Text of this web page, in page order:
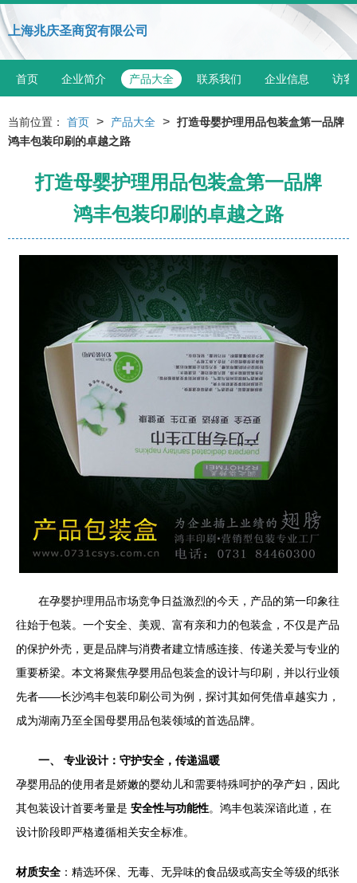
上海兆庆圣商贸有限公司
首页 企业简介 产品大全 联系我们 企业信息 访客
当前位置： 首页 > 产品大全 > 打造母婴护理用品包装盒第一品牌
鸿丰包装印刷的卓越之路
打造母婴护理用品包装盒第一品牌
鸿丰包装印刷的卓越之路
在孕婴护理用品市场竞争日益激烈的今天，产品的第一印象往
往始于包装。一个安全、美观、富有亲和力的包装盒，不仅是产品
的保护外壳，更是品牌与消费者建立情感连接、传递关爱与专业的
重要桥梁。本文将聚焦孕婴用品包装盒的设计与印刷，并以行业领
先者——长沙鸿丰包装印刷公司为例，探讨其如何凭借卓越实力，
成为湖南乃至全国母婴用品包装领域的首选品牌。
一、 专业设计：守护安全，传递温暖
孕婴用品的使用者是娇嫩的婴幼儿和需要特殊呵护的孕产妇，因此
其包装设计首要考量是 安全性与功能性。鸿丰包装深谙此道，在
设计阶段即严格遵循相关安全标准。
材质安全 ：精选环保、无毒、无异味的食品级或高安全等级的纸张